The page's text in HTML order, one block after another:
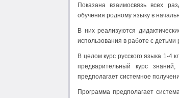
Показана взаимосвязь всех
обучения родному языку в
В них реализуются
использования в работе с детьми
В целом курс русского языка 1-4
предварительный курс
предполагает системное
Программа предполагает